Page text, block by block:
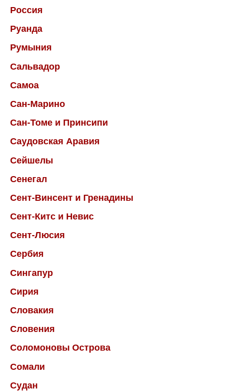
Россия
Руанда
Румыния
Сальвадор
Самоа
Сан-Марино
Сан-Томе и Принсипи
Саудовская Аравия
Сейшелы
Сенегал
Сент-Винсент и Гренадины
Сент-Китс и Невис
Сент-Люсия
Сербия
Сингапур
Сирия
Словакия
Словения
Соломоновы Острова
Сомали
Судан